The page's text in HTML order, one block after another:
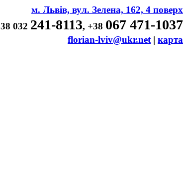
м. Львів, вул. Зелена, 162, 4 поверх
032 241-8113, +38 067 471-1037
florian-lviv@ukr.net | карта